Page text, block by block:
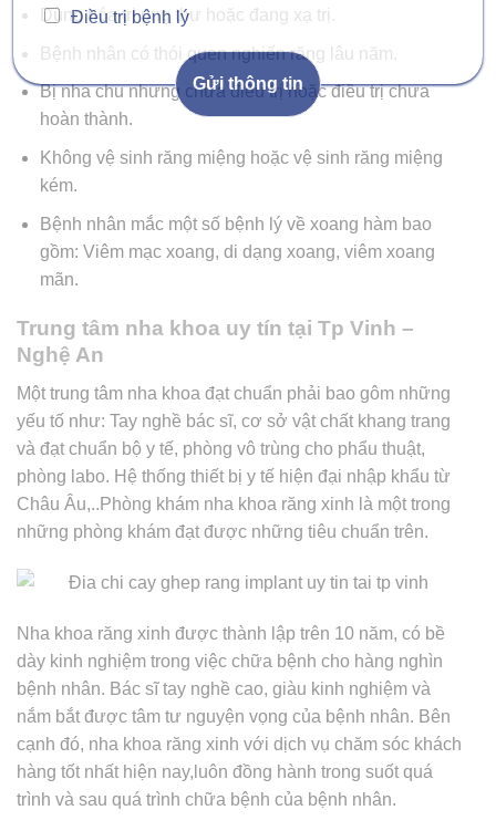
Dùng hóa trị ung thư hoặc đang xạ trị.
Bệnh nhân có thói quen nghiến răng lâu năm.
Bị nha chu nhưng chưa điều trị hoặc điều trị chưa
hoàn thành.
Không vệ sinh răng miệng hoặc vệ sinh răng miệng
kém.
Bệnh nhân mắc một số bệnh lý về xoang hàm bao
gồm: Viêm mạc xoang, di dạng xoang, viêm xoang
mãn.
Trung tâm nha khoa uy tín tại Tp Vinh –
Nghệ An
Một trung tâm nha khoa đạt chuẩn phải bao gôm những
yếu tố như: Tay nghề bác sĩ, cơ sở vật chất khang trang
và đạt chuẩn bộ y tế, phòng vô trùng cho phẩu thuật,
phòng labo. Hệ thống thiết bị y tế hiện đại nhập khẩu từ
Châu Âu,..Phòng khám nha khoa răng xinh là một trong
những phòng khám đạt được những tiêu chuẩn trên.
Nha khoa răng xinh được thành lập trên 10 năm, có bề
dày kinh nghiệm trong việc chữa bệnh cho hàng nghìn
bệnh nhân. Bác sĩ tay nghề cao, giàu kinh nghiệm và
nắm bắt được tâm tư nguyện vọng của bệnh nhân. Bên
cạnh đó, nha khoa răng xinh với dịch vụ chăm sóc khách
hàng tốt nhất hiện nay,luôn đồng hành trong suốt quá
trình và sau quá trình chữa bệnh của bệnh nhân.
Điều trị bệnh lý
Gửi thông tin